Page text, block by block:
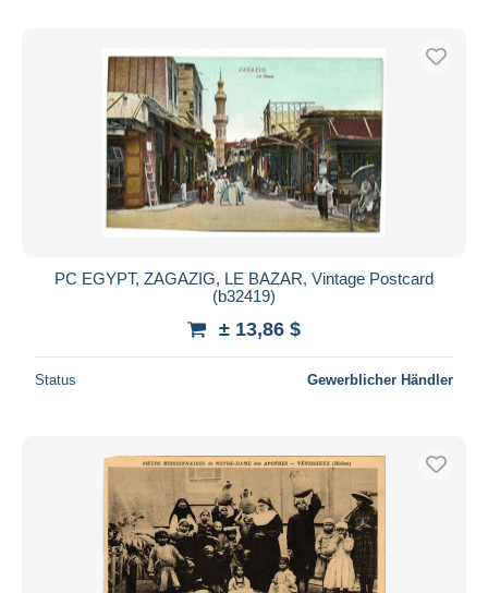
PC EGYPT, ZAGAZIG, LE BAZAR, Vintage Postcard
(b32419)
± 13,86 $
Status Gewerblicher Händler